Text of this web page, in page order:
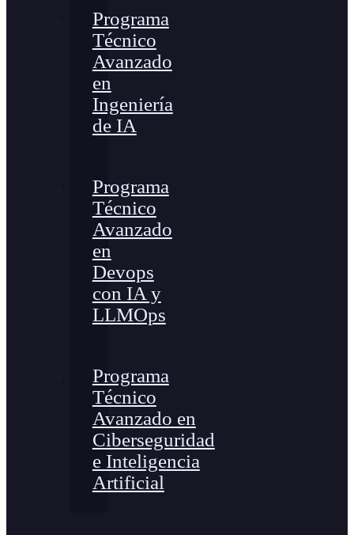
Programa
Técnico
Avanzado
en
Ingeniería
de IA
Programa
Técnico
Avanzado
en
Devops
con IA y
LLMOps
Programa
Técnico
Avanzado en
Ciberseguridad
e Inteligencia
Artificial